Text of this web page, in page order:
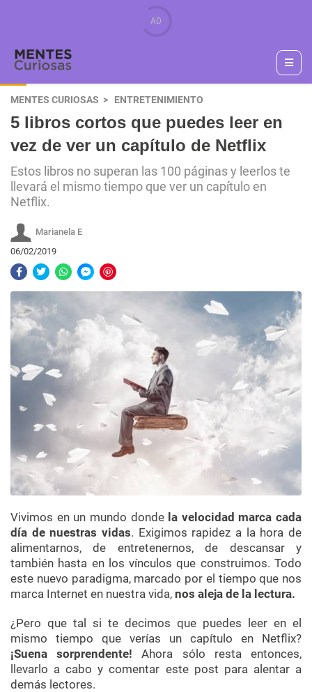
MENTES CURIOSAS ENTRETENIMIENTO
5 libros cortos que puedes leer en
vez de ver un capítulo de Netflix
Estos libros no superan las 100 páginas y leerlos te
llevará el mismo tiempo que ver un capítulo en
Netflix.
Marianela E
06/02/2019
Vivimos en un mundo donde la velocidad marca cada
día de nuestras vidas. Exigimos rapidez a la hora de
alimentarnos, de entretenernos, de descansar y
también hasta en los vínculos que construimos. Todo
este nuevo paradigma, marcado por el tiempo que nos
marca Internet en nuestra vida, nos aleja de la lectura.
¿Pero que tal si te decimos que puedes leer en el
mismo tiempo que verías un capítulo en Netflix?
¡Suena sorprendente! Ahora sólo resta entonces,
llevarlo a cabo y comentar este post para alentar a
demás lectores.